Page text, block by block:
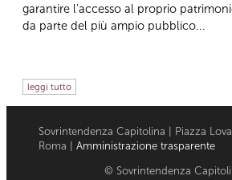
garantire l’accesso al proprio
da parte del più ampio pubblico...
leggi tutto
Sovrintendenza Capitolina | Piazza
Roma | Amministrazione trasparente
© Sovrintendenza